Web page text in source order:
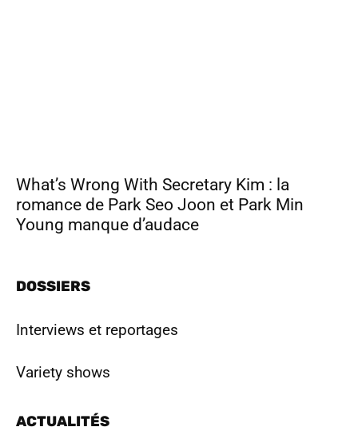
What’s Wrong With Secretary Kim : la
romance de Park Seo Joon et Park Min
Young manque d’audace
DOSSIERS
Interviews et reportages
Variety shows
ACTUALITÉS